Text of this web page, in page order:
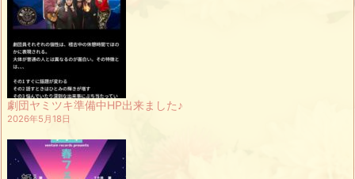
劇団ヤミツキ準備中HP出来ました♪
2026年5月18日